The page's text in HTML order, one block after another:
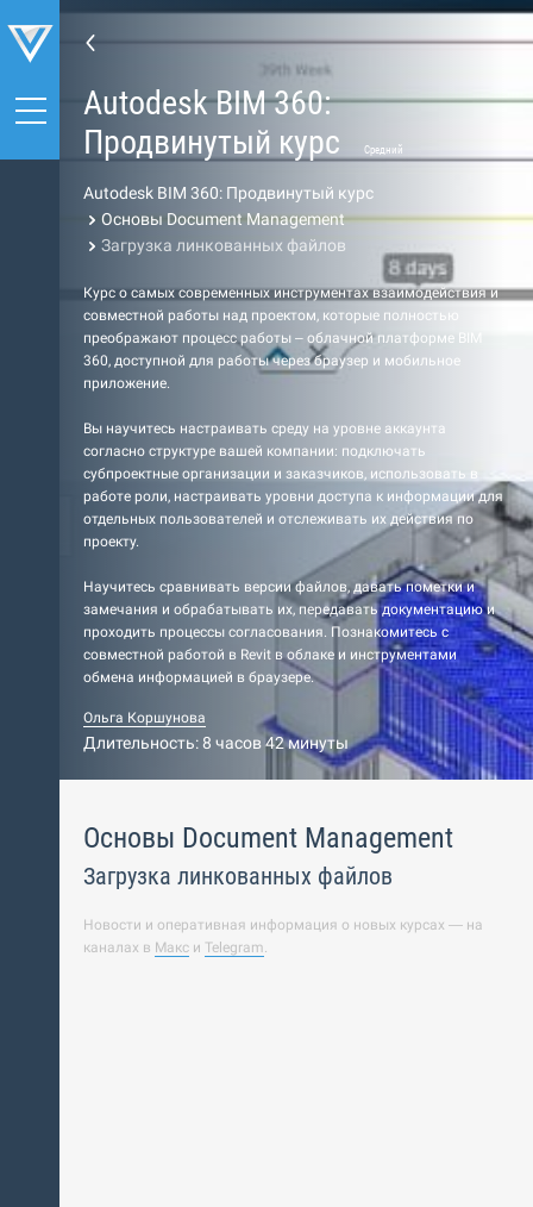
Autodesk BIM 360:
Продвинутый курс
Средний
Autodesk BIM 360: Продвинутый курс
Основы Document Management
Загрузка линкованных файлов
Курс о самых современных инструментах взаимодействия и
совместной работы над проектом, которые полностью
преображают процесс работы – облачной платформе BIM
360, доступной для работы через браузер и мобильное
приложение.
Вы научитесь настраивать среду на уровне аккаунта
согласно структуре вашей компании: подключать
субпроектные организации и заказчиков, использовать в
работе роли, настраивать уровни доступа к информации для
отдельных пользователей и отслеживать их действия по
проекту.
Научитесь сравнивать версии файлов, давать пометки и
замечания и обрабатывать их, передавать документацию и
проходить процессы согласования. Познакомитесь с
совместной работой в Revit в облаке и инструментами
обмена информацией в браузере.
Ольга Коршунова
Длительность: 8 часов 42 минуты
Основы Document Management
Загрузка линкованных файлов
Новости и оперативная информация о новых курсах — на
каналах в Макс и Telegram.